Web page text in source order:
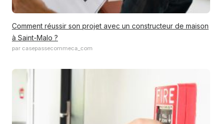
Comment réussir son projet avec un constructeur de maison
à Saint-Malo ?
par casepassecommeca_com